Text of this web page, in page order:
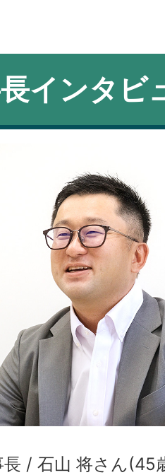
インタビ
長 / 石山 将さん(45